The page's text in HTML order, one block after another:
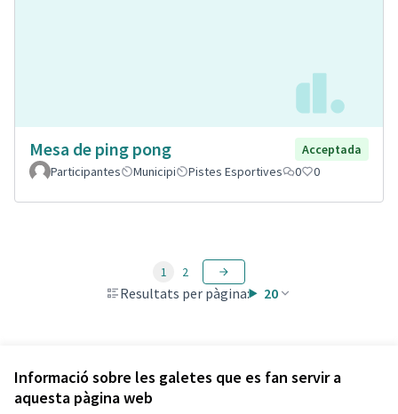
Informació sobre les galetes que es fan servir a
aquesta pàgina web
Mesa de ping pong
Acceptada
Participantes
Municipi Pistes Esportives 0 0
Resultats per pàgina: 20
1 2
Veure totes les propostes retirades